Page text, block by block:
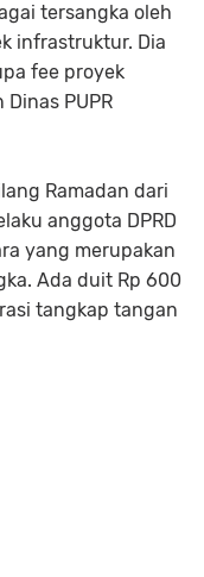
tersangka oleh
infrastruktur. Dia
fee proyek
PUPR
Ramadan dari
anggota DPRD
yang merupakan
Ada duit Rp 600
tangkap tangan